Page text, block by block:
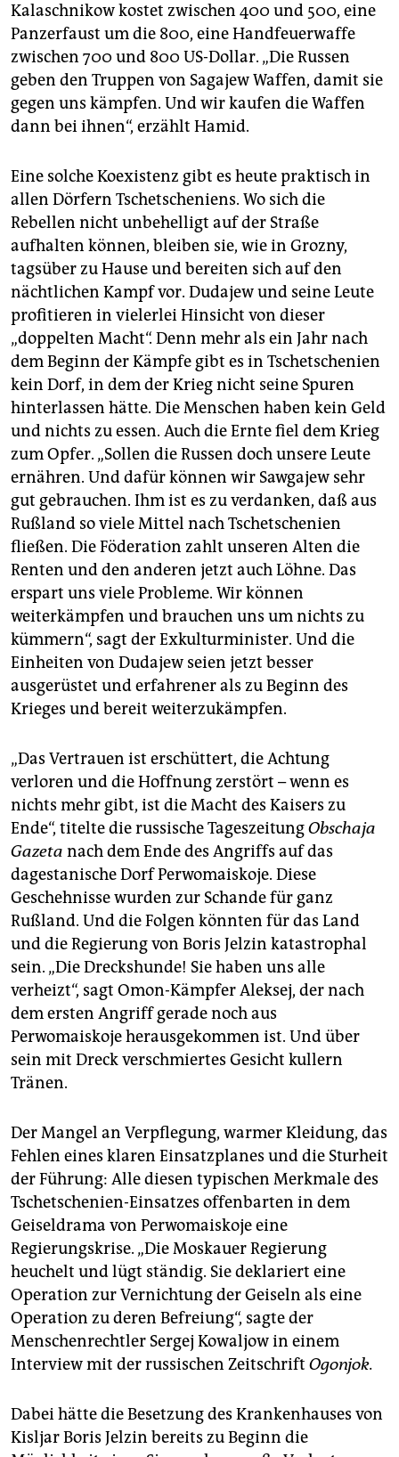
Kalaschnikow kostet zwischen 400 und 500, eine
Panzerfaust um die 800, eine Handfeuerwaffe
zwischen 700 und 800 US-Dollar. „Die Russen
geben den Truppen von Sagajew Waffen, damit sie
gegen uns kämpfen. Und wir kaufen die Waffen
dann bei ihnen“, erzählt Hamid.
Eine solche Koexistenz gibt es heute praktisch in
allen Dörfern Tschetscheniens. Wo sich die
Rebellen nicht unbehelligt auf der Straße
aufhalten können, bleiben sie, wie in Grozny,
tagsüber zu Hause und bereiten sich auf den
nächtlichen Kampf vor. Dudajew und seine Leute
profitieren in vielerlei Hinsicht von dieser
„doppelten Macht“. Denn mehr als ein Jahr nach
dem Beginn der Kämpfe gibt es in Tschetschenien
kein Dorf, in dem der Krieg nicht seine Spuren
hinterlassen hätte. Die Menschen haben kein Geld
und nichts zu essen. Auch die Ernte fiel dem Krieg
zum Opfer. „Sollen die Russen doch unsere Leute
ernähren. Und dafür können wir Sawgajew sehr
gut gebrauchen. Ihm ist es zu verdanken, daß aus
Rußland so viele Mittel nach Tschetschenien
fließen. Die Föderation zahlt unseren Alten die
Renten und den anderen jetzt auch Löhne. Das
erspart uns viele Probleme. Wir können
weiterkämpfen und brauchen uns um nichts zu
kümmern“, sagt der Exkulturminister. Und die
Einheiten von Dudajew seien jetzt besser
ausgerüstet und erfahrener als zu Beginn des
Krieges und bereit weiterzukämpfen.
„Das Vertrauen ist erschüttert, die Achtung
verloren und die Hoffnung zerstört – wenn es
nichts mehr gibt, ist die Macht des Kaisers zu
Ende“, titelte die russische TageszeitungObschaja
Gazeta nach dem Ende des Angriffs auf das
dagestanische Dorf Perwomaiskoje. Diese
Geschehnisse wurden zur Schande für ganz
Rußland. Und die Folgen könnten für das Land
und die Regierung von Boris Jelzin katastrophal
sein. „Die Dreckshunde! Sie haben uns alle
verheizt“, sagt Omon-Kämpfer Aleksej, der nach
dem ersten Angriff gerade noch aus
Perwomaiskoje herausgekommen ist. Und über
sein mit Dreck verschmiertes Gesicht kullern
Tränen.
Der Mangel an Verpflegung, warmer Kleidung, das
Fehlen eines klaren Einsatzplanes und die Sturheit
der Führung: Alle diesen typischen Merkmale des
Tschetschenien-Einsatzes offenbarten in dem
Geiseldrama von Perwomaiskoje eine
Regierungskrise. „Die Moskauer Regierung
heuchelt und lügt ständig. Sie deklariert eine
Operation zur Vernichtung der Geiseln als eine
Operation zu deren Befreiung“, sagte der
Menschenrechtler Sergej Kowaljow in einem
Interview mit der russischen Zeitschrift Ogonjok.
Dabei hätte die Besetzung des Krankenhauses von
Kisljar Boris Jelzin bereits zu Beginn die